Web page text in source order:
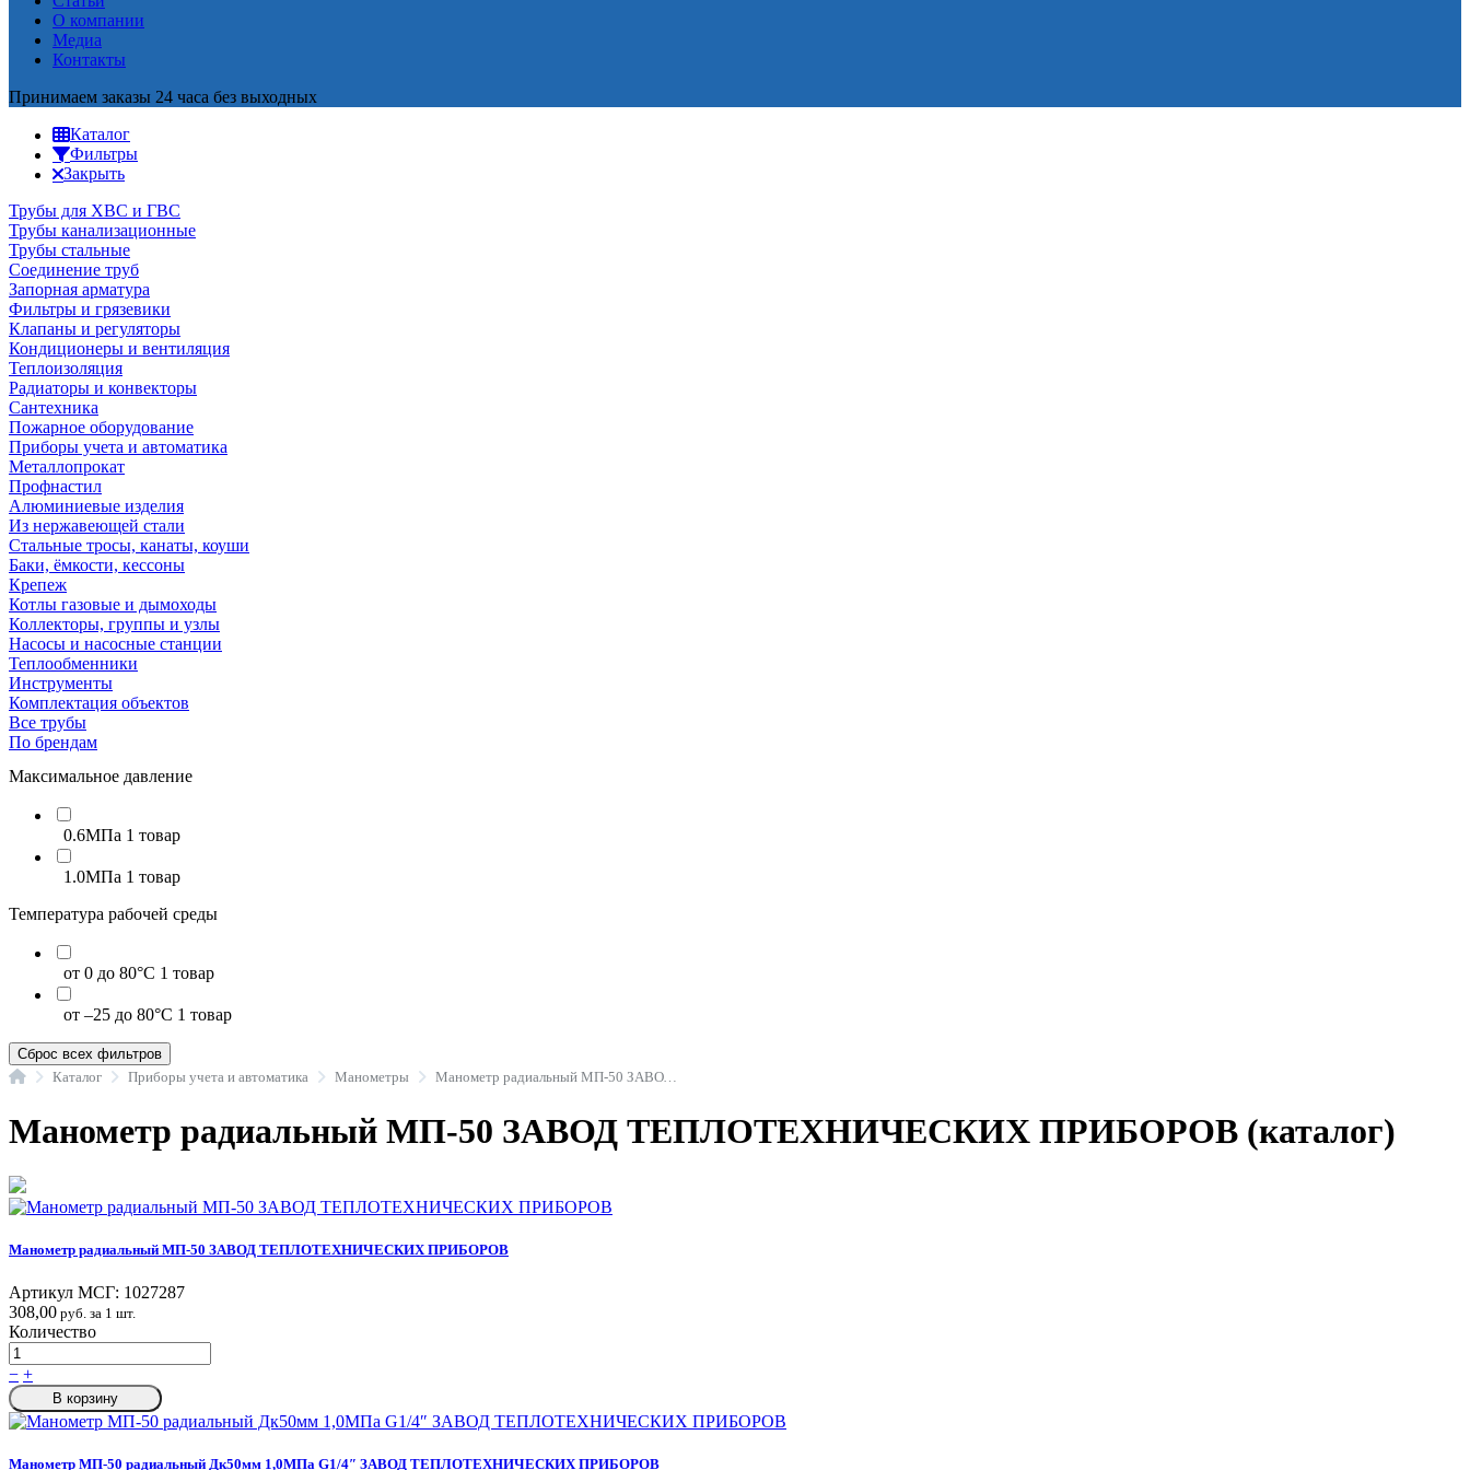
О компании
Медиа
Контакты
Принимаем заказы 24 часа без выходных
Каталог
Фильтры
Закрыть
Трубы для ХВС и ГВС
Трубы канализационные
Трубы стальные
Соединение труб
Запорная арматура
Фильтры и грязевики
Клапаны и регуляторы
Кондиционеры и вентиляция
Теплоизоляция
Радиаторы и конвекторы
Сантехника
Пожарное оборудование
Приборы учета и автоматика
Металлопрокат
Профнастил
Алюминиевые изделия
Из нержавеющей стали
Стальные тросы, канаты, коуши
Баки, ёмкости, кессоны
Крепеж
Котлы газовые и дымоходы
Коллекторы, группы и узлы
Насосы и насосные станции
Теплообменники
Инструменты
Комплектация объектов
Все трубы
По брендам
Максимальное давление
0.6МПа 1 товар
1.0МПа 1 товар
Температура рабочей среды
от 0 до 80°C 1 товар
от –25 до 80°C 1 товар
Сброс всех фильтров
ГлавнаяКаталог Приборы учета и автоматика Манометры Манометр радиальный МП-50 ЗАВОД ТЕПЛОТЕХНИЧЕСКИХ ПРИБОРОВ
Манометр радиальный МП-50 ЗАВОД ТЕПЛОТЕХНИЧЕСКИХ ПРИБОРОВ (каталог)
Манометр радиальный МП-50 ЗАВОД ТЕПЛОТЕХНИЧЕСКИХ ПРИБОРОВ
Артикул МСГ: 1027287
308,00 руб. за 1 шт.
Количество
− +
В корзину
Манометр МП-50 радиальный Дк50мм 1,0МПа G1/4″ ЗАВОД ТЕПЛОТЕХНИЧЕСКИХ ПРИБОРОВ